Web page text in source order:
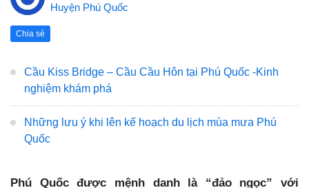
Huyện Phú Quốc
Chia sẻ
Cầu Kiss Bridge – Cầu Cầu Hôn tại Phú Quốc -Kinh
nghiệm khám phá
Những lưu ý khi lên kế hoạch du lịch mùa mưa Phú
Quốc
Phú Quốc được mệnh danh là “đảo ngọc” với